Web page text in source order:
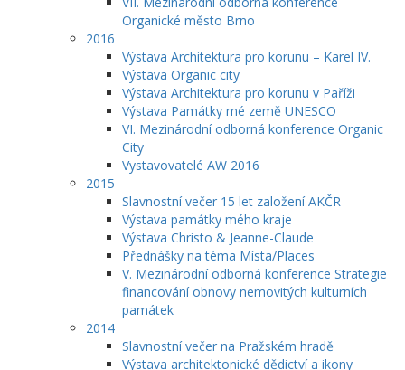
Organické město Brno
2016
Výstava Architektura pro korunu – Karel IV.
Výstava Organic city
Výstava Architektura pro korunu v Paříži
Výstava Památky mé země UNESCO
VI. Mezinárodní odborná konference Organic
City
Vystavovatelé AW 2016
2015
Slavnostní večer 15 let založení AKČR
Výstava památky mého kraje
Výstava Christo & Jeanne-Claude
Přednášky na téma Místa/Places
V. Mezinárodní odborná konference Strategie
financování obnovy nemovitých kulturních
památek
2014
Slavnostní večer na Pražském hradě
Výstava architektonické dědictví a ikony